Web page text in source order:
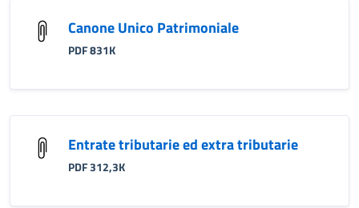
Canone Unico Patrimoniale
PDF 831K
Entrate tributarie ed extra tributarie
PDF 312,3K